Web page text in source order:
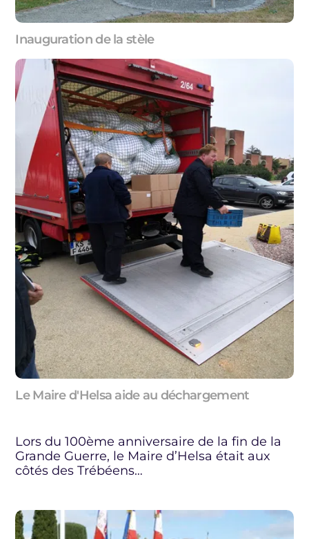
Inauguration de la stèle
Le Maire d'Helsa aide au déchargement
Lors du 100ème anniversaire de la fin de la
Grande Guerre, le Maire d’Helsa était aux
côtés des Trébéens…